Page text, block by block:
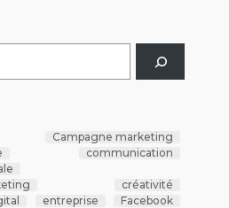
Campagne marketing
communication
créativité
entreprise
Facebook